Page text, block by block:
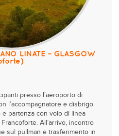
LINATE – GLASGOW
presso l’aeroporto di
l’accompagnatore e disbrigo
e partenza con volo di linea
All’arrivo, incontro
sul pullman e trasferimento in